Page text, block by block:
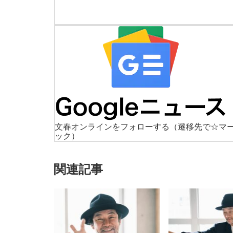
文春オンラインをフォローする
（遷移先で☆マ
ック）
関連記事